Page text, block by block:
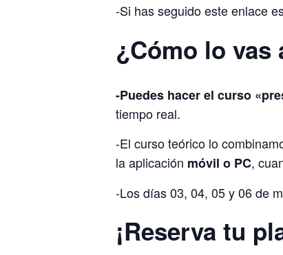
-Si has seguido este enlace
¿Cómo lo vas
-Puedes hacer el curso
tiempo real.
-El curso teórico lo
la aplicación móvil o PC,
-Los días 03, 04, 05 y 06 de
¡Reserva tu